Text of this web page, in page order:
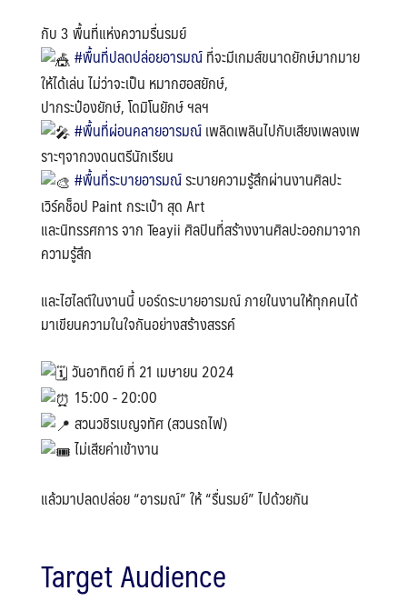
กับ 3 พื้นที่แห่งความรื่นรมย์
#พื้นที่ปลดปล่อยอารมณ์ที่จะมีเกมส์ขนาดยักษ์มากมาย
ให้ได้เล่น ไม่ว่าจะเป็น หมากฮอสยักษ์,
ปากระป๋องยักษ์, โดมิโนยักษ์ ฯลฯ
#พื้นที่ผ่อนคลายอารมณ์เพลิดเพลินไปกับเสียงเพลงเพ
ราะๆจากวงดนตรีนักเรียน
#พื้นที่ระบายอารมณ์ระบายความรู้สึกผ่านงานศิลปะ
เวิร์คช็อป Paint กระเป๋า สุด Art
และนิทรรศการ จาก Teayii ศิลปินที่สร้างงานศิลปะออกมาจาก
ความรู้สึก
และไฮไลต์ในงานนี้ บอร์ดระบายอารมณ์ ภายในงานให้ทุกคนได้
มาเขียนความในใจกันอย่างสร้างสรรค์
วันอาทิตย์ ที่ 21 เมษายน 2024
15:00 - 20:00
สวนวชิรเบญจทัศ (สวนรถไฟ)
ไม่เสียค่าเข้างาน
แล้วมาปลดปล่อย “อารมณ์” ให้ “รื่นรมย์” ไปด้วยกัน
Target Audience